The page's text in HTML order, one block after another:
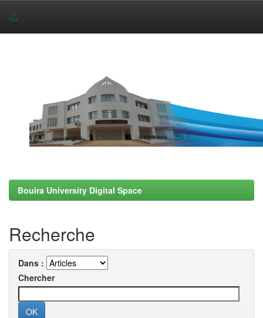
Bouira University Digital Space
Recherche
Dans :
Chercher